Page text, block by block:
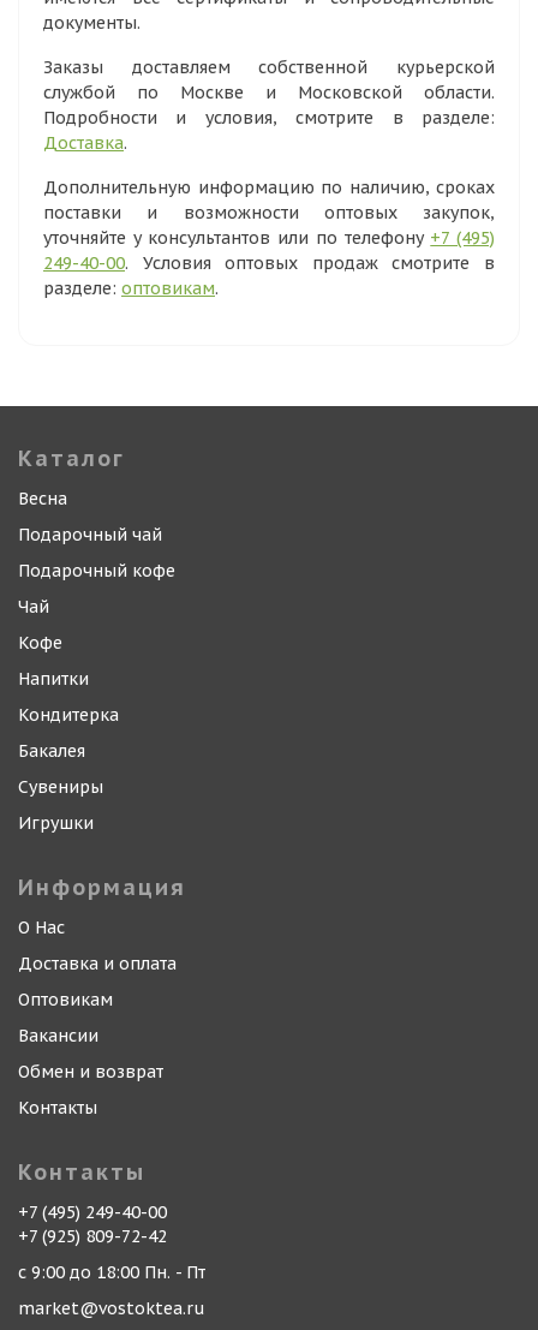
документы.
Заказы доставляем собственной курьерской
службой по Москве и Московской области.
Подробности и условия, смотрите в разделе:
Доставка.
Дополнительную информацию по наличию, сроках
поставки и возможности оптовых закупок,
уточняйте у консультантов или по телефону +7 (495)
249-40-00. Условия оптовых продаж смотрите в
разделе: оптовикам.
Каталог
Весна
Подарочный чай
Подарочный кофе
Чай
Кофе
Напитки
Кондитерка
Бакалея
Сувениры
Игрушки
Информация
О Нас
Доставка и оплата
Оптовикам
Вакансии
Обмен и возврат
Контакты
Контакты
+7 (495) 249-40-00
+7 (925) 809-72-42
с 9:00 до 18:00 Пн. - Пт
market@vostoktea.ru